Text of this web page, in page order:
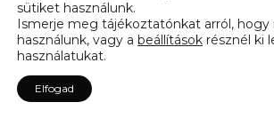
Kapcsolat
GYIK
Vásárlási tudnivalók
sütiket használunk.
Ismerje meg tájékoztatónkat arról,
használunk, vagy a beállítások résznél ki
használatukat.
Elfogad